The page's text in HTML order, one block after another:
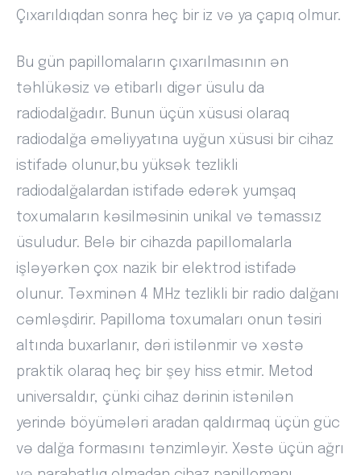
Çıxarıldıqdan sonra heç bir iz və ya çapıq olmur.
Bu gün papillomaların çıxarılmasının ən
təhlükəsiz və etibarlı digər üsulu da
radiodalğadır. Bunun üçün xüsusi olaraq
radiodalğa əməliyyatına uyğun xüsusi bir cihaz
istifadə olunur,bu yüksək tezlikli
radiodalğalardan istifadə edərək yumşaq
toxumaların kəsilməsinin unikal və təmassız
üsuludur. Belə bir cihazda papillomalarla
işləyərkən çox nazik bir elektrod istifadə
olunur. Təxminən 4 MHz tezlikli bir radio dalğanı
cəmləşdirir. Papilloma toxumaları onun təsiri
altında buxarlanır, dəri istilənmir və xəstə
praktik olaraq heç bir şey hiss etmir. Metod
universaldır, çünki cihaz dərinin istənilən
yerində böyümələri aradan qaldırmaq üçün güc
və dalğa formasını tənzimləyir. Xəstə üçün ağrı